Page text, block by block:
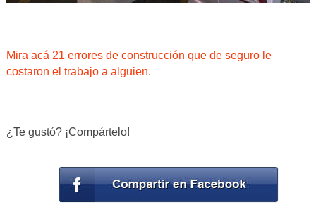
Mira acá 21 errores de construcción que de seguro le
costaron el trabajo a alguien.
¿Te gustó? ¡Compártelo!